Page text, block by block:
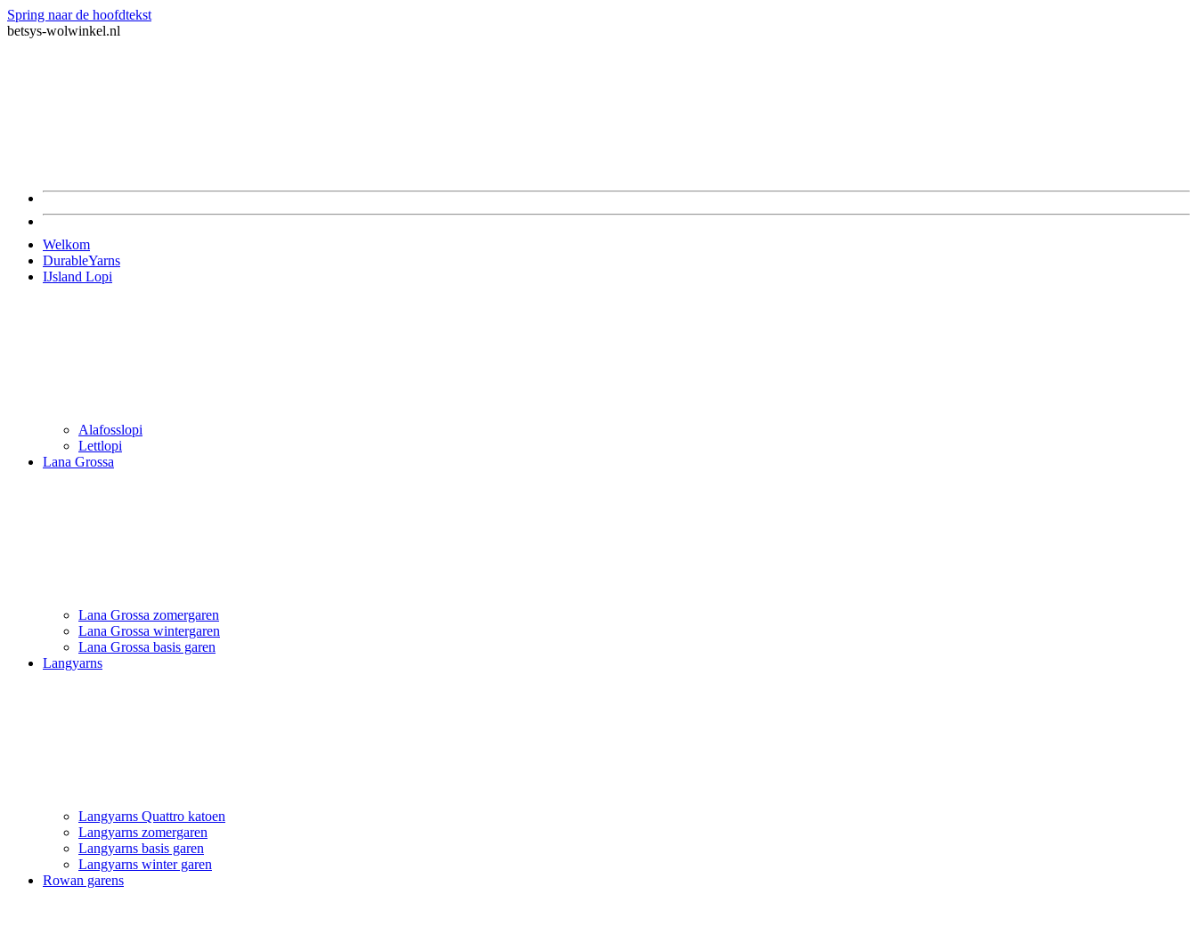
Spring naar de hoofdtekst
betsys-wolwinkel.nl
Welkom
DurableYarns
IJsland Lopi
Alafosslopi
Lettlopi
Lana Grossa
Lana Grossa zomergaren
Lana Grossa wintergaren
Lana Grossa basis garen
Langyarns
Langyarns Quattro katoen
Langyarns zomergaren
Langyarns basis garen
Langyarns winter garen
Rowan garens